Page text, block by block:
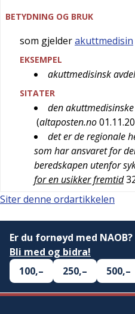
BETYDNING OG BRUK
som gjelderakuttmedisin
EKSEMPEL
akuttmedisinsk
SITATER
den
(altaposten.no
det er de regionale
som har ansvaret for
beredskapen utenfor
for en usikker fremtid
Siter denne ordartikkelen
Er du fornøyd med NAOB?
Bli med og bidra!
100,–
250,– 500,–